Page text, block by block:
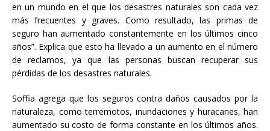
en un mundo en el que los desastres naturales son cada vez
más frecuentes y graves. Como resultado, las primas de
seguro han aumentado constantemente en los últimos cinco
años”. Explica que esto ha llevado a un aumento en el número
de reclamos, ya que las personas buscan recuperar sus
pérdidas de los desastres naturales.
Soffia agrega que los seguros contra daños causados por la
naturaleza, como terremotos, inundaciones y huracanes, han
aumentado su costo de forma constante en los últimos años.